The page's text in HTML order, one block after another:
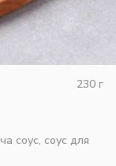
230 г
соус, соус для